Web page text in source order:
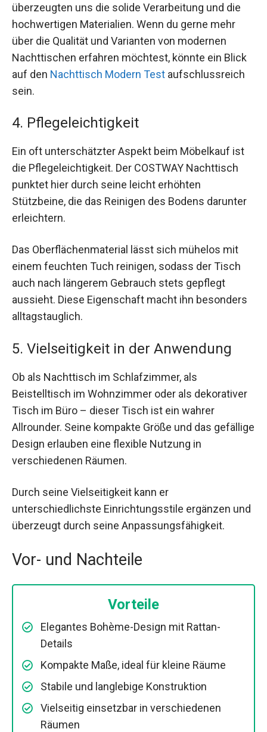
überzeugten uns die solide Verarbeitung und die
hochwertigen Materialien. Wenn du gerne mehr
über die Qualität und Varianten von modernen
Nachttischen erfahren möchtest, könnte ein Blick
auf den Nachttisch Modern Test aufschlussreich
sein.
4. Pflegeleichtigkeit
Ein oft unterschätzter Aspekt beim Möbelkauf ist
die Pflegeleichtigkeit. Der COSTWAY Nachttisch
punktet hier durch seine leicht erhöhten
Stützbeine, die das Reinigen des Bodens darunter
erleichtern.
Das Oberflächenmaterial lässt sich mühelos mit
einem feuchten Tuch reinigen, sodass der Tisch
auch nach längerem Gebrauch stets gepflegt
aussieht. Diese Eigenschaft macht ihn besonders
alltagstauglich.
5. Vielseitigkeit in der Anwendung
Ob als Nachttisch im Schlafzimmer, als
Beistelltisch im Wohnzimmer oder als dekorativer
Tisch im Büro – dieser Tisch ist ein wahrer
Allrounder. Seine kompakte Größe und das gefällige
Design erlauben eine flexible Nutzung in
verschiedenen Räumen.
Durch seine Vielseitigkeit kann er
unterschiedlichste Einrichtungsstile ergänzen und
überzeugt durch seine Anpassungsfähigkeit.
Vor- und Nachteile
Vorteile
Elegantes Bohème-Design mit Rattan-
Details
Kompakte Maße, ideal für kleine Räume
Stabile und langlebige Konstruktion
Vielseitig einsetzbar in verschiedenen
Räumen